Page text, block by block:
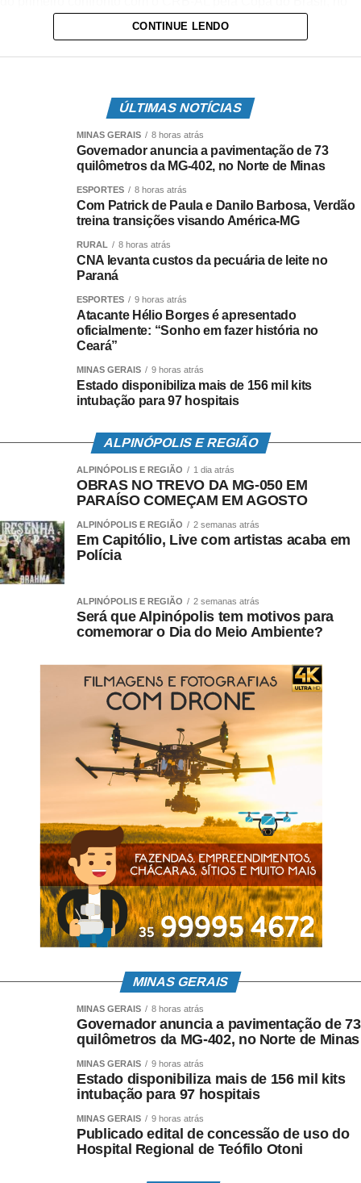
Danilo Barbosa (à esquerda) treinou com o grupo nesta sexta-feira (Foto:
Cesar Greco/Palmeiras)
No campo, a comissão técnica de Abel Ferreira comandou, a
princípio, uma atividade de ataque contra defesa. Enquanto o
verticais e inversões, o outro tinha de se movimentar, roubar a
bola e realizar a transição rápida, sobretudo pelas laterais. Na
em Caxias de Sul-RS fizeram um complemento físico e foram
liberados, o restante do elenco colocou em prática um trabalho
técnico com dimensões reduzidas e com poucos toques na
bola por atleta.
Palmeiras não reage diante do Flamengo que brilha e
conquista o 3º lugar na tabela
Leia Também:
semifinais do Amapaense
O atacante Gabriel Veron, em tratamento de uma lesão na coxa
esquerda, cumpriu um cronograma interno e também no
campista Danilo deu sequência à transição física e o zagueiro
Luan, que foi substituído contra o Juventude, na quarta (16),
iniciou tratamento de um edema na panturrilha direita.
O Verdão treina neste sábado (19), às 11h. O Maior Campeão
do Brasil soma sete pontos em quatro partidas no torneio
nacional, com duas vitórias (Chapecoense e Juventude), um
empate (Corinthians) e uma derrota (Flamengo).
Futebol (Foto: Cesar Greco/Palmeiras)
danilo barbosa,Futebol,Treino
Fonte: https://www.palmeiras.com.br/pt-br/noticias/com-patrick-
CONTINUE LENDO
ÚLTIMAS NOTÍCIAS
MINAS GERAIS 8 horas atrás
Governador anuncia a pavimentação de 73
quilômetros da MG-402, no Norte de Minas
ESPORTES 8 horas atrás
Com Patrick de Paula e Danilo Barbosa, Verdão
treina transições visando América-MG
RURAL 8 horas atrás
CNA levanta custos da pecuária de leite no
Paraná
ESPORTES 9 horas atrás
Atacante Hélio Borges é apresentado
oficialmente: “Sonho em fazer história no
Ceará”
MINAS GERAIS 9 horas atrás
Estado disponibiliza mais de 156 mil kits
intubação para 97 hospitais
ALPINÓPOLIS E REGIÃO
ALPINÓPOLIS E REGIÃO 1 dia atrás
OBRAS NO TREVO DA MG-050 EM
PARAÍSO COMEÇAM EM AGOSTO
ALPINÓPOLIS E REGIÃO 2 semanas atrás
Em Capitólio, Live com artistas acaba em
Polícia
ALPINÓPOLIS E REGIÃO 2 semanas atrás
Será que Alpinópolis tem motivos para
comemorar o Dia do Meio Ambiente?
MINAS GERAIS
MINAS GERAIS 8 horas atrás
Governador anuncia a pavimentação de 73
quilômetros da MG-402, no Norte de Minas
MINAS GERAIS 9 horas atrás
Estado disponibiliza mais de 156 mil kits
intubação para 97 hospitais
MINAS GERAIS 9 horas atrás
Publicado edital de concessão de uso do
Hospital Regional de Teófilo Otoni